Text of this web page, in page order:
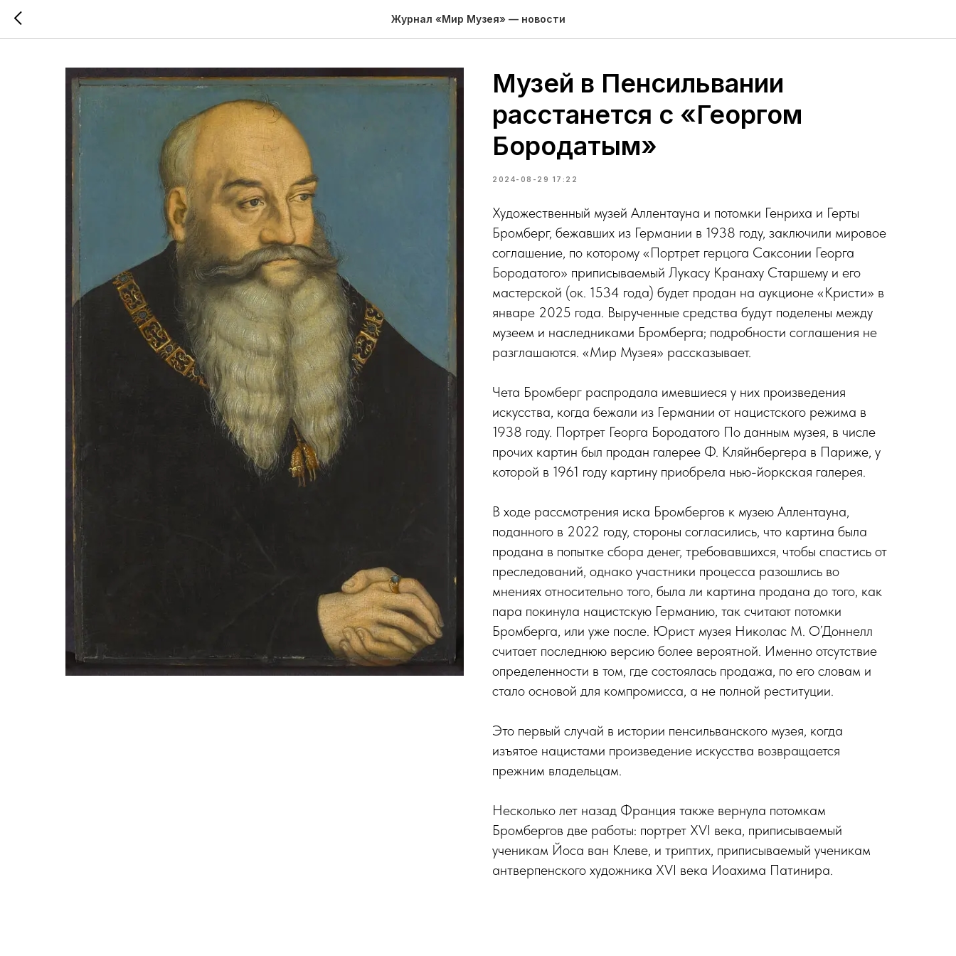
Журнал «Мир Музея» — новости
Музей в Пенсильвании
расстанется с «Георгом
Бородатым»
2024-08-29 17:22
Художественный музей Аллентауна и потомки Генриха и Герты
Бромберг, бежавших из Германии в 1938 году, заключили мировое
соглашение, по которому «Портрет герцога Саксонии Георга
Бородатого» приписываемый Лукасу Кранаху Старшему и его
мастерской (ок. 1534 года) будет продан на аукционе «Кристи» в
январе 2025 года. Вырученные средства будут поделены между
музеем и наследниками Бромберга; подробности соглашения не
разглашаются. «Мир Музея» рассказывает.
Чета Бромберг распродала имевшиеся у них произведения
искусства, когда бежали из Германии от нацистского режима в
1938 году. Портрет Георга Бородатого По данным музея, в числе
прочих картин был продан галерее Ф. Кляйнбергера в Париже, у
которой в 1961 году картину приобрела нью-йоркская галерея.
В ходе рассмотрения иска Бромбергов к музею Аллентауна,
поданного в 2022 году, стороны согласились, что картина была
продана в попытке сбора денег, требовавшихся, чтобы спастись от
преследований, однако участники процесса разошлись во
мнениях относительно того, была ли картина продана до того, как
пара покинула нацистскую Германию, так считают потомки
Бромберга, или уже после. Юрист музея Николас М. О’Доннелл
считает последнюю версию более вероятной. Именно отсутствие
определенности в том, где состоялась продажа, по его словам и
стало основой для компромисса, а не полной реституции.
Это первый случай в истории пенсильванского музея, когда
изъятое нацистами произведение искусства возвращается
прежним владельцам.
Несколько лет назад Франция также вернула потомкам
Бромбергов две работы: портрет XVI века, приписываемый
ученикам Йоса ван Клеве, и триптих, приписываемый ученикам
антверпенского художника XVI века Иоахима Патинира.